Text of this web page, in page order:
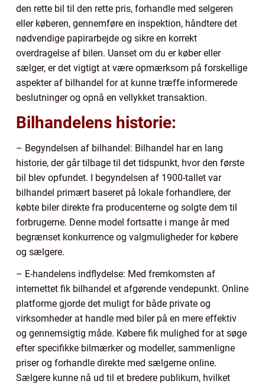
den rette bil til den rette pris, forhandle med selgeren
eller køberen, gennemføre en inspektion, håndtere det
nødvendige papirarbejde og sikre en korrekt
overdragelse af bilen. Uanset om du er køber eller
sælger, er det vigtigt at være opmærksom på forskellige
aspekter af bilhandel for at kunne træffe informerede
beslutninger og opnå en vellykket transaktion.
Bilhandelens historie:
– Begyndelsen af bilhandel: Bilhandel har en lang
historie, der går tilbage til det tidspunkt, hvor den første
bil blev opfundet. I begyndelsen af 1900-tallet var
bilhandel primært baseret på lokale forhandlere, der
købte biler direkte fra producenterne og solgte dem til
forbrugerne. Denne model fortsatte i mange år med
begrænset konkurrence og valgmuligheder for købere
og sælgere.
– E-handelens indflydelse: Med fremkomsten af
internettet fik bilhandel et afgørende vendepunkt. Online
platforme gjorde det muligt for både private og
virksomheder at handle med biler på en mere effektiv
og gennemsigtig måde. Købere fik mulighed for at søge
efter specifikke bilmærker og modeller, sammenligne
priser og forhandle direkte med sælgerne online.
Sælgere kunne nå ud til et bredere publikum, hvilket